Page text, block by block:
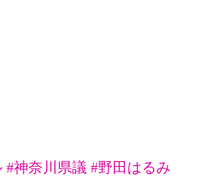
#神奈川県議 #野田はるみ